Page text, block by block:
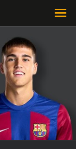
محتوى إخباري
الرئيسية
أخبار
مباريات
ميركاتو